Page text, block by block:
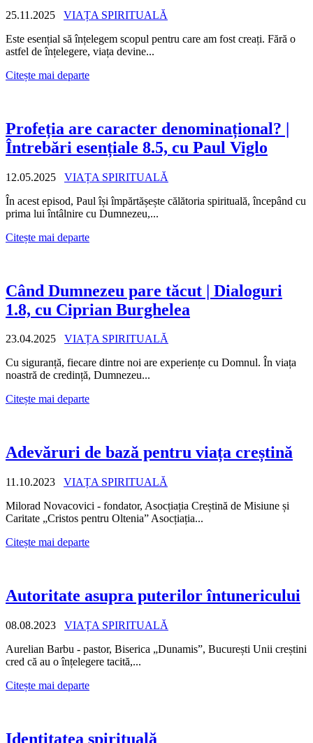
25.11.2025
VIAȚA SPIRITUALĂ
Este esențial să înțelegem scopul pentru care am fost creați. Fără o
astfel de înțelegere, viața devine...
Citește mai departe
Profeția are caracter denominațional? |
Întrebări esențiale 8.5, cu Paul Viglo
12.05.2025
VIAȚA SPIRITUALĂ
În acest episod, Paul își împărtășește călătoria spirituală, începând cu
prima lui întâlnire cu Dumnezeu,...
Citește mai departe
Când Dumnezeu pare tăcut | Dialoguri
1.8, cu Ciprian Burghelea
23.04.2025
VIAȚA SPIRITUALĂ
Cu siguranță, fiecare dintre noi are experiențe cu Domnul. În viața
noastră de credință, Dumnezeu...
Citește mai departe
Adevăruri de bază pentru viața creștină
11.10.2023
VIAȚA SPIRITUALĂ
Milorad Novacovici - fondator, Asocțiația Creștină de Misiune și
Caritate „Cristos pentru Oltenia” Asocțiația...
Citește mai departe
Autoritate asupra puterilor întunericului
08.08.2023
VIAȚA SPIRITUALĂ
Aurelian Barbu - pastor, Biserica „Dunamis”, București Unii creștini
cred că au o înțelegere tacită,...
Citește mai departe
Identitatea spirituală